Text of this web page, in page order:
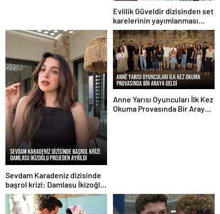
Evlilik Güveldir dizisinden set
karelerinin yayımlanması
sürüyor
Sevdam Karadeniz dizisinde
başrol krizi: Damlasu İkizoğlu
projeden ayrıldı
Anne Yarısı Oyuncuları İlk Kez
Okuma Provasında Bir Araya